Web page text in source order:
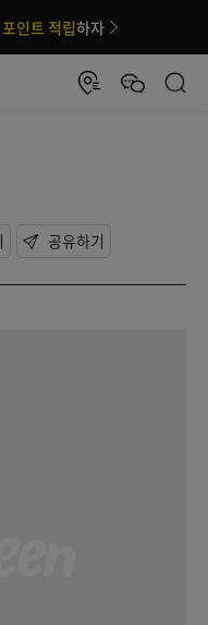
인트 적립하자
공유하기